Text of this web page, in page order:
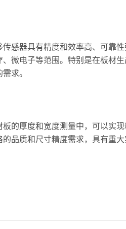
传感器具有精度和效率高、可靠
微电子等范围。特别是在板材
求。
的厚度和宽度测量中，可以实
品质和尺寸精度需求，具有重大